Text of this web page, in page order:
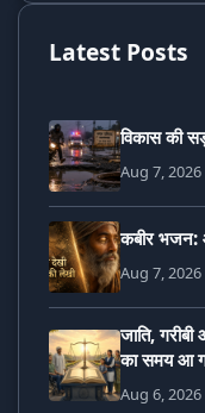
Latest Posts
विकास की
Aug 7, 2026
कबीर भजन:
Aug 7, 2026
जाति,
का समय आ
Aug 6, 2026